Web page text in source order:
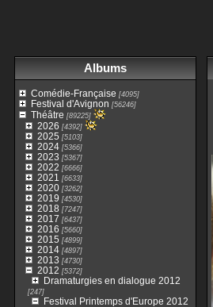
Albums
Comédie-Française [4095]
Festival d'Avignon [56246]
Théâtre [89225]
2026 [4392]
2025 [5103]
2024[5366]
2023 [5367]
2022 [6666]
2021 [6633]
2020[3262]
2019 [4530]
2018 [7247]
2017 [6437]
2016 [5660]
2015 [4899]
2014[4897]
2013 [4730]
2012 [5372]
Dramaturgies en dialogue 2012
[247]
Festival Printemps d'Europe 2012